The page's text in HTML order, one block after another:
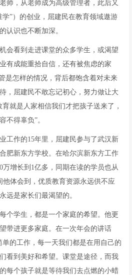
师，从老师成为高级管理者，此后又
”）的创业，屈建民在教育领域遨游
认识也不断加深。
会看到走进课堂的众多学生，或渴望
有成能重拾自信，还有被焦虑的家
怎样的情况，背后都饱含着对未来
，屈建民不敢忘记初心，努力做让大
就是人家相信我们才把孩子送来了，
不得辜负”。
工作的15年里，屈建民参与了武汉新
肥新东方学校。在哈尔滨新东方工作
万增长到1亿多，同期在读的学员也从
他体会到，优质教育资源永远供不应
远是家长们最渴望的。
个学生，都是一个家庭的希望。他更
带进更多家庭。在一次年会的讲话
的工作，每一天我们都是在用自己的
看到美好和希望。课堂是途径，而我
每个孩子就是等待我们去点燃的小蜡